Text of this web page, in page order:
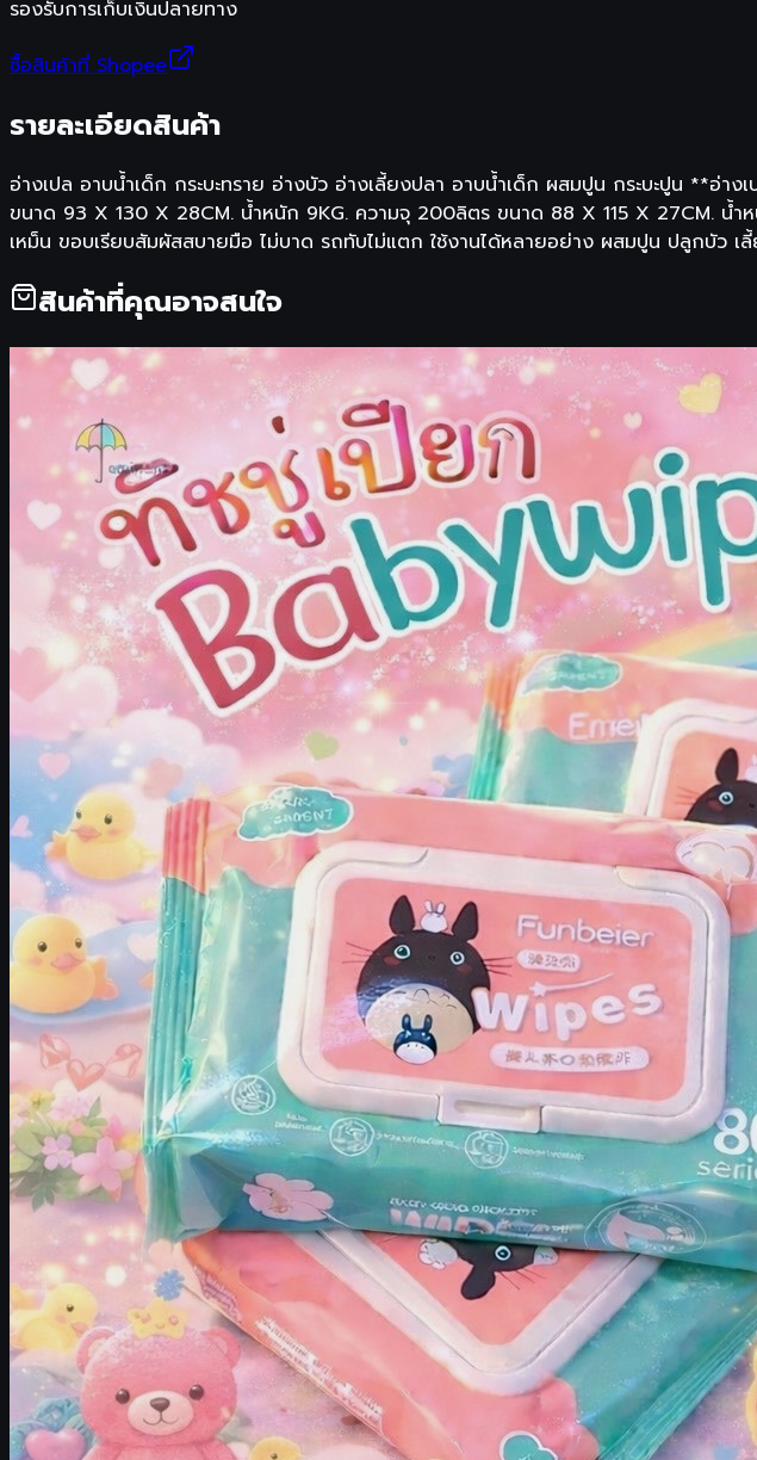
รองรับการเก็บเงินปลายทาง
ซื้อสินค้าที่ Shopee
รายละเอียดสินค้า
อ่างเปล อาบน้ำเด็ก กระบะทราย อ่างบัว อ่างเลี้ยงปลา อาบน้ำเด็ก ผสมปูน กระบะปูน **อ่า
ขนาด 93 X 130 X 28CM. น้ำหนัก 9KG. ความจุ 200ลิตร ขนาด 88 X 115 X 27CM. น้
เหม็น ขอบเรียบสัมผัสสบายมือ ไม่บาด รถทับไม่แตก ใช้งานได้หลายอย่าง ผสมปูน ปลูกบัว เ
สินค้าที่คุณอาจสนใจ